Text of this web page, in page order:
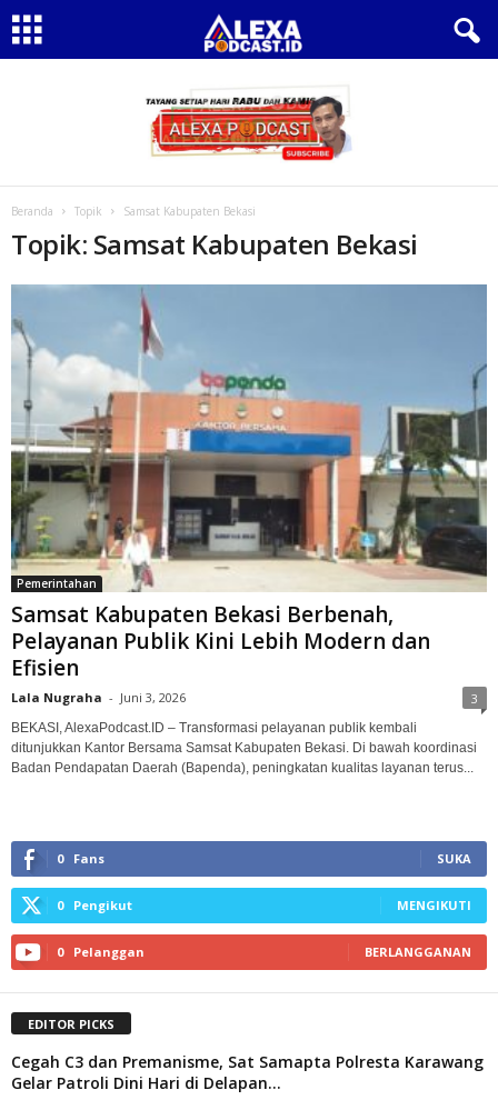
Beranda Topik Samsat Kabupaten Bekasi
Topik: Samsat Kabupaten Bekasi
Pemerintahan
Samsat Kabupaten Bekasi Berbenah,
Pelayanan Publik Kini Lebih Modern dan
Efisien
Lala Nugraha - Juni 3, 2026 3
BEKASI, AlexaPodcast.ID – Transformasi pelayanan publik kembali
ditunjukkan Kantor Bersama Samsat Kabupaten Bekasi. Di bawah koordinasi
Badan Pendapatan Daerah (Bapenda), peningkatan kualitas layanan terus...
0 Fans SUKA
0 Pengikut MENGIKUTI
0 Pelanggan BERLANGGANAN
EDITOR PICKS
Cegah C3 dan Premanisme, Sat Samapta Polresta Karawang
Gelar Patroli Dini Hari di Delapan...